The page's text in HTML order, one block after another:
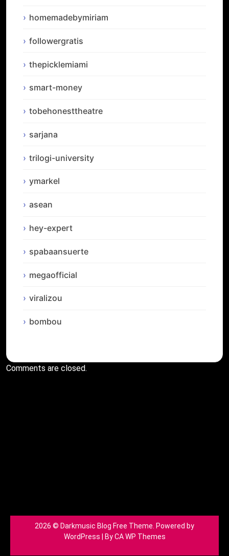
homemadebymiriam
followergratis
thepicklemiami
smart-money
tobehonesttheatre
sarjana
trilogi-university
ymarkel
asean
hey-expert
spabaansuerte
megaofficial
viralizou
bombou
Comments are closed.
2026 © Darkmusic Blog Free Theme. Powered by
WordPress | ByCA WP Themes